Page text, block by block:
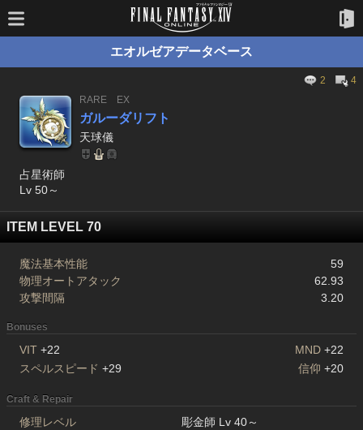
エオルゼアデータベース
2
4
RARE
EX
ガルーダリフト
天球儀
占星術師
Lv 50～
ITEM LEVEL 70
魔法基本性能
59
物理オートアタック
62.93
攻撃間隔
3.20
Bonuses
VIT +22 MND +22
スペルスピード +29 信仰 +20
Craft & Repair
修理レベル
彫金師 Lv 40～